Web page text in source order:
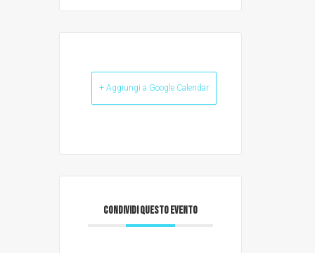
+ Aggiungi a Google Calendar
CONDIVIDI QUESTO EVENTO